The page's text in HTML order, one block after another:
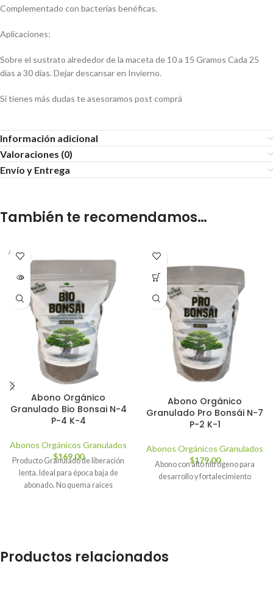
Complementado con bacterias benéficas.
Aplicaciones:
Sobre el sustrato alrededor de la maceta de 10 a 15 Gramos Cada 25
días a 30 días. Dejar descansar en Invierno.
Si tienes más dudas te asesoramos post comprá
Información adicional
Valoraciones (0)
Envío y Entrega
También te recomendamos…
AGOT
ADO
Abono Orgánico
Granulado Bio Bonsai N-4
P-4 K-4
Abonos Orgánicos Granulados
$169.00
Producto Granulado de liberación
lenta. Ideal para época baja de
abonado. No quema raíces
Abono Orgánico
Granulado Pro Bonsái N-7
P-2 K-1
Abonos Orgánicos Granulados
$179.00
Abono con alto nitrógeno para
desarrollo y fortalecimiento
Productos relacionados